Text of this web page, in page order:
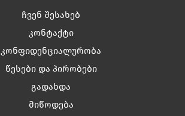
ჩვენ შესახებ
კონტაქტი
კონფიდენციალურობა
წესები და პირობები
გადახდა
მიწოდება